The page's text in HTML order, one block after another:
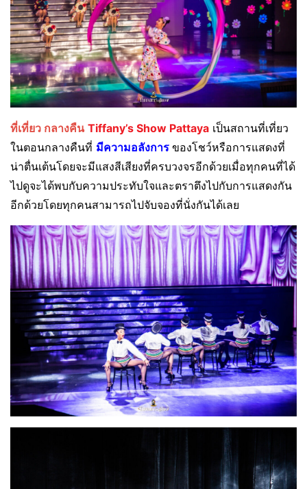
ที่เที่ยว กลางคืน Tiffany’s Show Pattaya เป็นสถานที่เที่ยว
ในตอนกลางคืนที่ มีความอลังการ ของโชว์หรือการแสดงที่
น่าตื่นเต้นโดยจะมีแสงสีเสียงที่ครบวงจรอีกด้วยเมื่อทุกคนที่ได้
ไปดูจะได้พบกับความประทับใจและตราตึงไปกับการแสดงกัน
อีกด้วยโดยทุกคนสามารถไปจับจองที่นั่งกันได้เลย